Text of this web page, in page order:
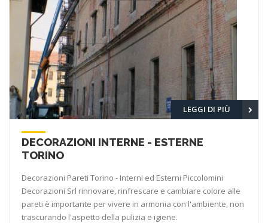
LEGGI DI PIÙ
DECORAZIONI INTERNE - ESTERNE
TORINO
Decorazioni Pareti Torino - Interni ed Esterni Piccolomini
Decorazioni Srl rinnovare, rinfrescare e cambiare colore alle
pareti è importante per vivere in armonia con l'ambiente, non
trascurando l'aspetto della pulizia e igiene.